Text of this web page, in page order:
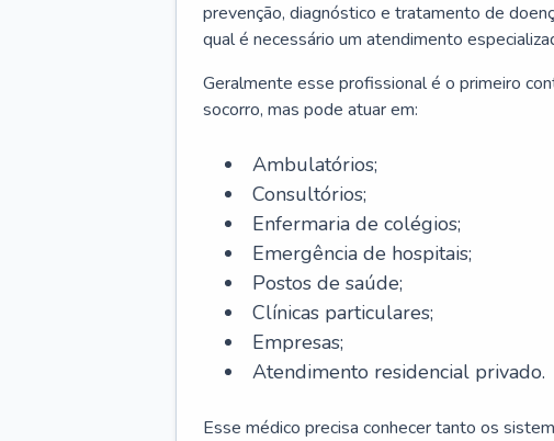
prevenção, diagnóstico e tratamento de
qual é necessário um atendimento
Geralmente esse profissional é o primeiro
socorro, mas pode atuar em:
Ambulatórios;
Consultórios;
Enfermaria de colégios;
Emergência de hospitais;
Postos de saúde;
Clínicas particulares;
Empresas;
Atendimento residencial privado.
Esse médico precisa conhecer tanto os